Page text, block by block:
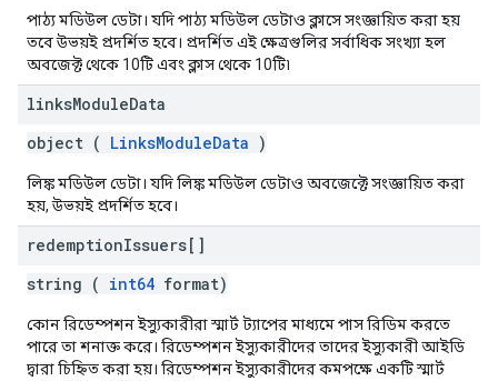
পাঠ্য মডিউল ডেটা। যদি পাঠ্য মডিউল ডেটাও ক্লাসে সংজ্ঞায়িত করা হয়
তবে উভয়ই প্রদর্শিত হবে। প্রদর্শিত এই ক্ষেত্রগুলির সর্বাধিক সংখ্যা হল
অবজেক্ট থেকে 10টি এবং ক্লাস থেকে 10টি৷
linksModuleData
object ( LinksModuleData )
লিঙ্ক মডিউল ডেটা। যদি লিঙ্ক মডিউল ডেটাও অবজেক্টে সংজ্ঞায়িত করা
হয়, উভয়ই প্রদর্শিত হবে।
redemptionIssuers[]
string ( int64 format)
কোন রিডেম্পশন ইস্যুকারীরা স্মার্ট ট্যাপের মাধ্যমে পাস রিডিম করতে
পারে তা শনাক্ত করে। রিডেম্পশন ইস্যুকারীদের তাদের ইস্যুকারী আইডি
দ্বারা চিহ্নিত করা হয়। রিডেম্পশন ইস্যুকারীদের কমপক্ষে একটি স্মার্ট